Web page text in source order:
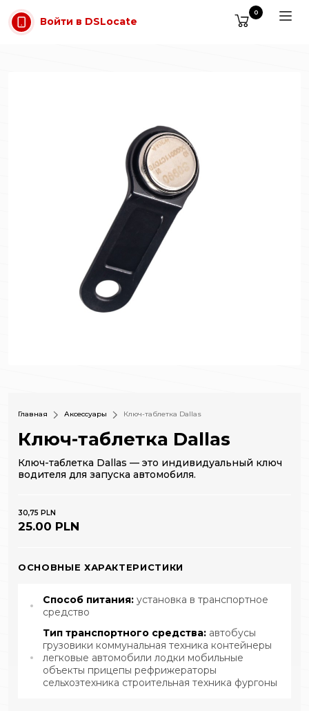
Перейти к содержимому
Войти в DSLocate
0
Главная Аксессуары Ключ-таблетка Dallas
Ключ-таблетка Dallas
Ключ-таблетка Dallas — это индивидуальный ключ
водителя для запуска автомобиля.
30,75 PLN
25.00 PLN
ОСНОВНЫЕ ХАРАКТЕРИСТИКИ
Способ питания: установка в транспортное
средство
Тип транспортного средства: автобусы
грузовики коммунальная техника контейнеры
легковые автомобили лодки мобильные
объекты прицепы рефрижераторы
сельхозтехника строительная техника фургоны